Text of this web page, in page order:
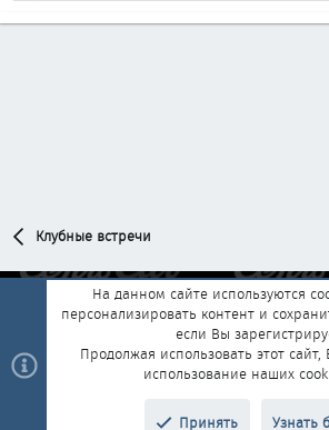
Клубные встречи
Обратная связь
Условия и правила
Политика конфиденциальности
Помощь
®
На данном сайте используются
персонализировать контент и
если Вы
Продолжая использовать этот
использование наших
Принять Узнать